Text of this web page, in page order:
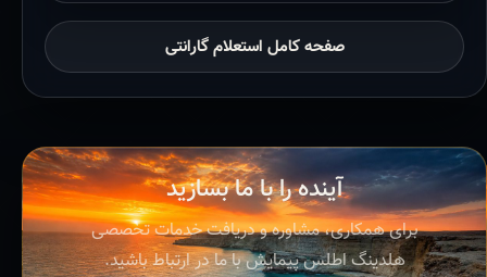
صفحه کامل استعلام گارانتی
آینده را با ما بسازید
برای همکاری، مشاوره و دریافت خدمات تخصصی
هلدینگ اطلس پیمایش با ما در ارتباط باشید.